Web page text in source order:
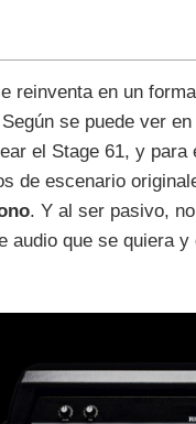
reinventa en un
se puede ver
el Stage 61, y para
de escenario
. Y al ser pasivo,
audio que se quiera